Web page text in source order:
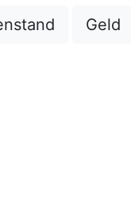
Geld